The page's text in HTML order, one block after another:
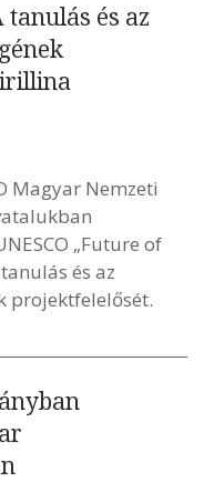
tanulás és az
Magyar Nemzeti
„Future of
és az
projektfelelősét.